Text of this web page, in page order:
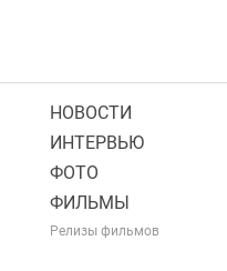
НОВОСТИ
ИНТЕРВЬЮ
ФОТО
ФИЛЬМЫ
Релизы фильмов